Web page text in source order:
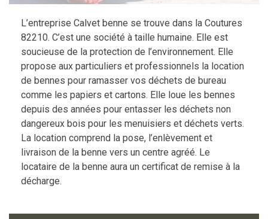
L’entreprise Calvet benne se trouve dans la Coutures
82210. C’est une société à taille humaine. Elle est
soucieuse de la protection de l’environnement. Elle
propose aux particuliers et professionnels la location
de bennes pour ramasser vos déchets de bureau
comme les papiers et cartons. Elle loue les bennes
depuis des années pour entasser les déchets non
dangereux bois pour les menuisiers et déchets verts.
La location comprend la pose, l’enlèvement et
livraison de la benne vers un centre agréé. Le
locataire de la benne aura un certificat de remise à la
décharge.